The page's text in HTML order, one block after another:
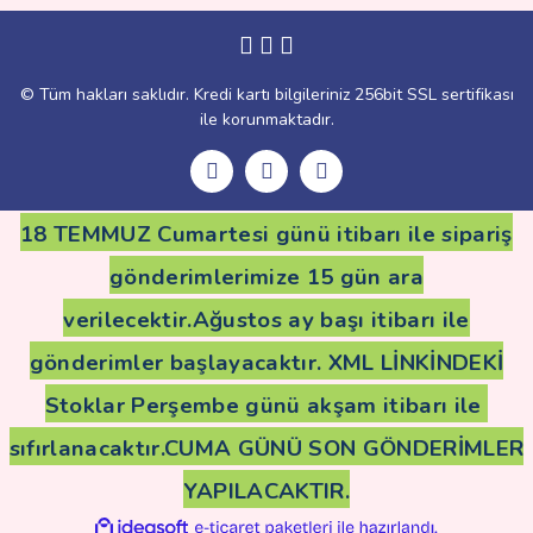
© Tüm hakları saklıdır. Kredi kartı bilgileriniz 256bit SSL sertifikası
ile korunmaktadır.
18 TEMMUZ Cumartesi günü itibarı ile sipariş
gönderimlerimize 15 gün ara
verilecektir.Ağustos ay başı itibarı ile
gönderimler başlayacaktır. XML LİNKİNDEKİ
Stoklar Perşembe günü akşam itibarı ile
sıfırlanacaktır.CUMA GÜNÜ SON GÖNDERİMLER
YAPILACAKTIR.
ideasoft e-